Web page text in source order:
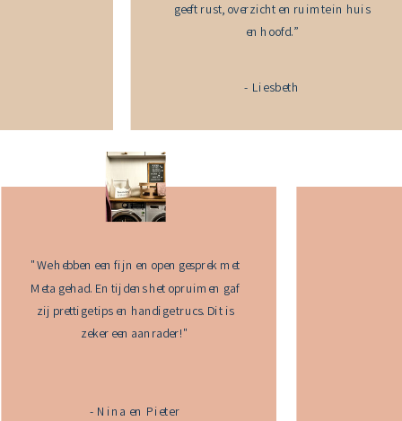
- Nina en Pieter
"We hebben een fijn en open gesprek met
Meta gehad. En tijdens het opruimen gaf
zij prettige tips en handige trucs. Dit is
zeker een aanrader!"
- Liesbeth
geeft rust, overzicht en ruimte in huis
en hoofd.”